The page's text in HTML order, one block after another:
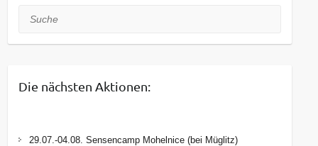
Suche
Die nächsten Aktionen:
29.07.-04.08. Sensencamp Mohelnice (bei Müglitz)